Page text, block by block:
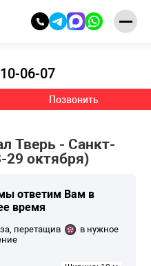
06-07
Позвонить
Тверь - Санкт-
29 октября)
ответим Вам в
время
перетащив
в нужное